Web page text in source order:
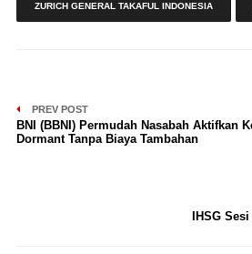
ZURICH GENERAL TAKAFUL INDONESIA
PREV POST
BNI (BBNI) Permudah Nasabah Aktifkan
Dormant Tanpa Biaya Tambahan
IHSG